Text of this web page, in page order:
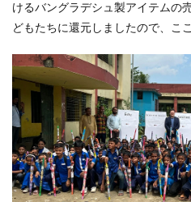
けるバングラデシュ製アイテムの
どもたちに還元しましたので、こ